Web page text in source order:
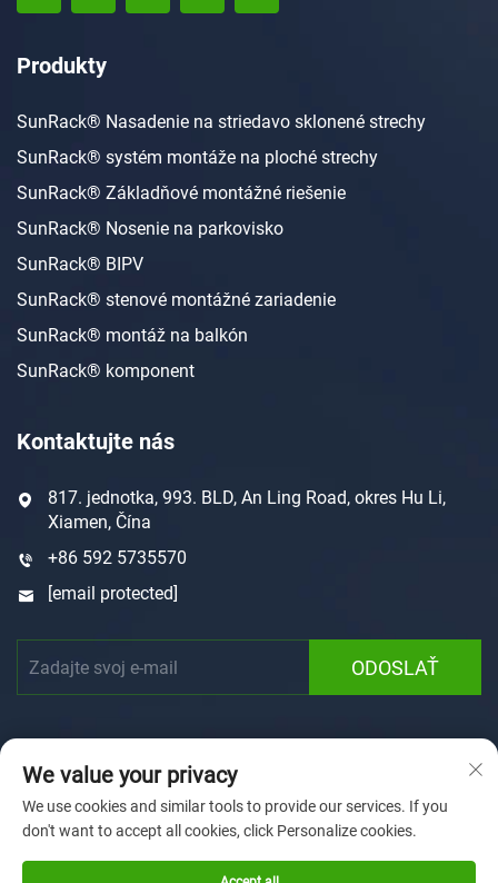
Produkty
SunRack® Nasadenie na striedavo sklonené strechy
SunRack® systém montáže na ploché strechy
SunRack® Základňové montážné riešenie
SunRack® Nosenie na parkovisko
SunRack® BIPV
SunRack® stenové montážné zariadenie
SunRack® montáž na balkón
SunRack® komponent
Kontaktujte nás
817. jednotka, 993. BLD, An Ling Road, okres Hu Li,
Xiamen, Čína
+86 592 5735570
[email protected]
ODOSLAŤ
Autorské právo © 2025 Xiamen Sunforson Power Co., Ltd
Zásady ochrany súkromia
We value your privacy
We use cookies and similar tools to provide our services. If you
don't want to accept all cookies, click Personalize cookies.